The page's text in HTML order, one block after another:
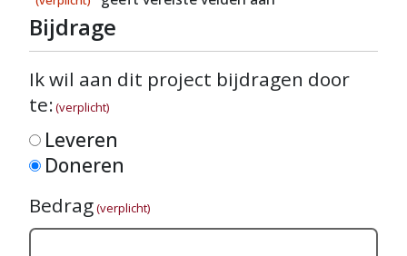
Bijdrage
Ik wil aan dit project bijdragen door
te:(verplicht)
Leveren
Doneren
Bedrag(verplicht)